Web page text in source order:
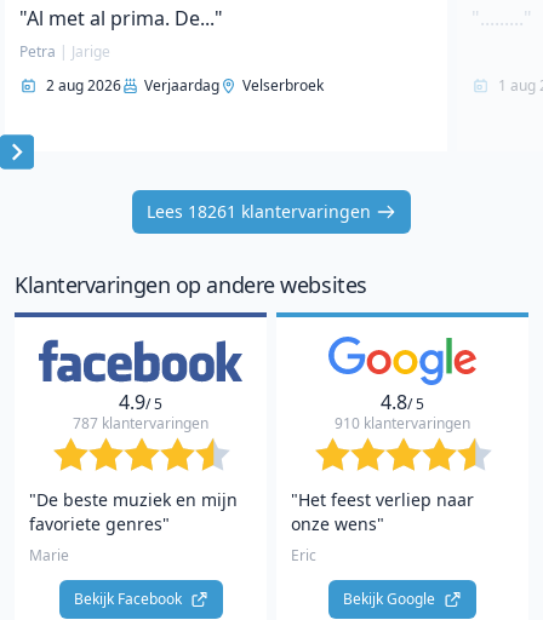
"Al met al prima. De..."
Petra | Jarige
2 aug 2026
Verjaardag Velserbroek
"........."
1 aug
Item
Lees 18261 klantervaringen
Klantervaringen op andere websites
4.9/ 5
787 klantervaringen
"De beste muziek en mijn
favoriete genres"
Marie
Bekijk Facebook
4.8/ 5
910 klantervaringen
"Het feest verliep naar
onze wens"
Eric
Bekijk Google